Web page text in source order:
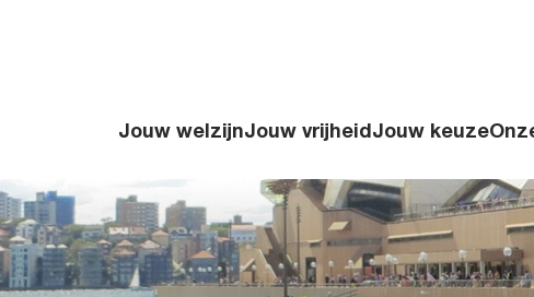
Jouw welzijnJouw vrijheid Jouw keuze